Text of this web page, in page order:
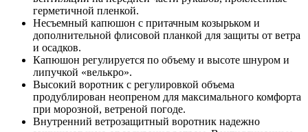
герметичной пленкой.
Несъемный капюшон с притачным козырьком и
дополнительной флисовой планкой для защиты от ветра
и осадков.
Капюшон регулируется по объему и высоте шнуром и
липучкой «велькро».
Высокий воротник с регулировкой объема
продублирован неопреном для максимального комфорта
при морозной, ветреной погоде.
Внутренний ветрозащитный воротник надежно